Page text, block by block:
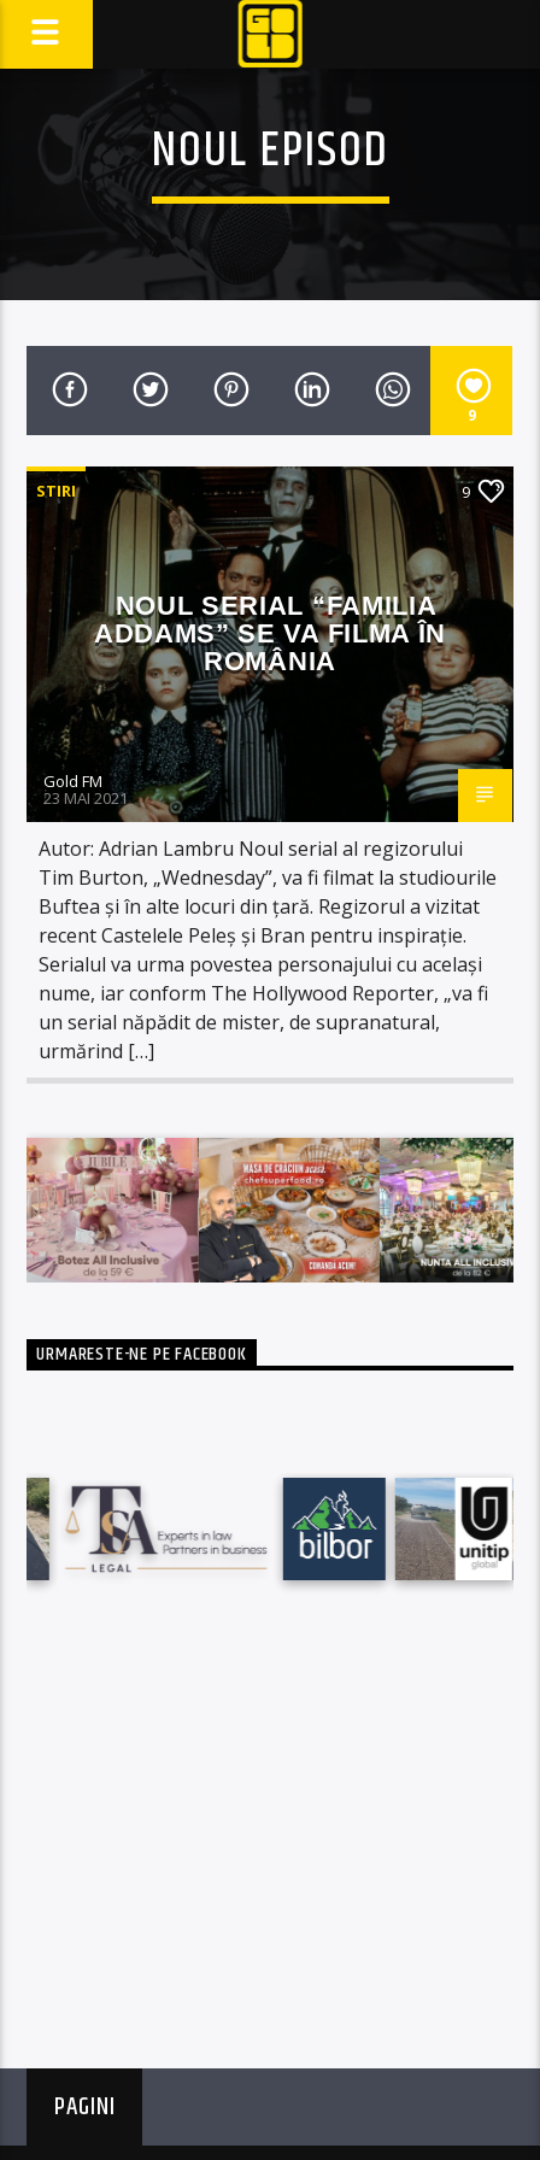
NOUL EPISOD
9
STIRI 9
NOUL SERIAL “FAMILIA
ADDAMS” SE VA FILMA ÎN
ROMÂNIA
Gold FM
23 MAI 2021
Autor: Adrian Lambru Noul serial al regizorului
Tim Burton, „Wednesday”, va fi filmat la studiourile
Buftea şi în alte locuri din ţară. Regizorul a vizitat
recent Castelele Peleș și Bran pentru inspirație.
Serialul va urma povestea personajului cu același
nume, iar conform The Hollywood Reporter, „va fi
un serial năpădit de mister, de supranatural,
urmărind […]
URMARESTE-NE PE FACEBOOK
PAGINI